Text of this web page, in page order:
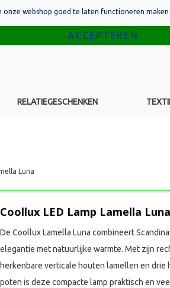
RELATIEGESCHENKEN
Luna
Coollux LED Lamp Lamella Luna
De Coollux Lamella Luna combineert
elegantie met natuurlijke warmte. Met zijn
herkenbare verticale houten lamellen en drie
poten is deze compacte lamp praktisch en
onze webshop goed te laten functioneren maken